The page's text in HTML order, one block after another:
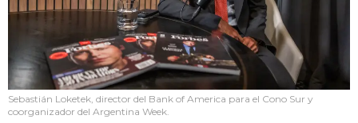
Sebastián Loketek, director del Bank of America para el Cono Sur y
coorganizador del Argentina Week.